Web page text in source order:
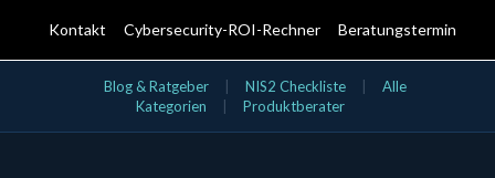
Kontakt Cybersecurity-ROI-Rechner Beratungstermin
IT-Security Kategorien
Bundles
Blog & Ratgeber NIS2 Checkliste
Alle
Kategorien
Produktberater